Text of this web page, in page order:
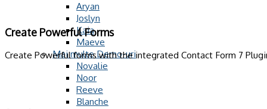
Aryan
Joslyn
Kaia
Maeve
Mai multe Demo-uri
Novalie
Noor
Reeve
Blanche
Create Powerful Forms
Create Powerful forms with the integrated Contact Form 7